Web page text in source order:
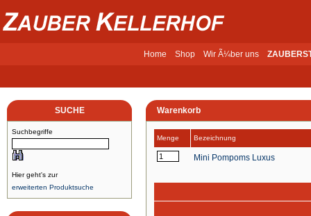
Home Shop Wir Ã¼ber uns
SUCHE
Suchbegriffe
Hier geht's zur
erweiterten Produktsuche
Warenkorb
Menge Bezeichnung
Mini Pompoms Luxus